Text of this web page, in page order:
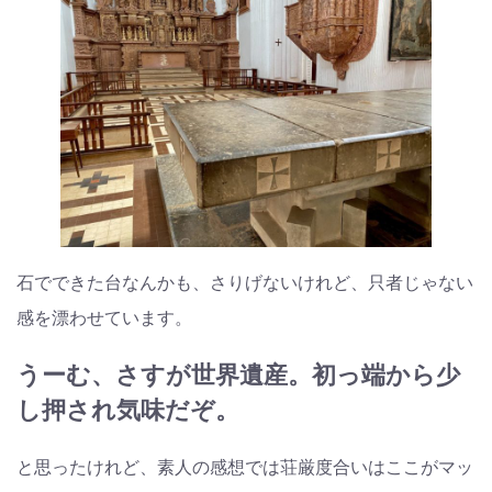
石でできた台なんかも、さりげないけれど、只者じゃない
感を漂わせています。
うーむ、さすが世界遺産。初っ端から少
し押され気味だぞ。
と思ったけれど、素人の感想では荘厳度合いはここがマッ